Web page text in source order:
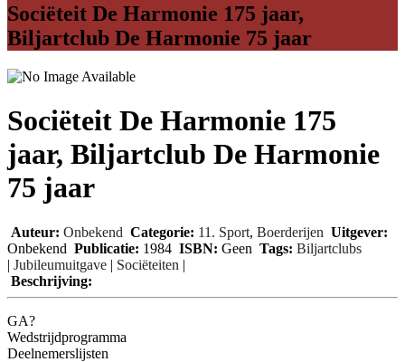
Sociëteit De Harmonie 175 jaar,
Biljartclub De Harmonie 75 jaar
Sociëteit De Harmonie 175
jaar, Biljartclub De Harmonie
75 jaar
Auteur: Onbekend Categorie: 11. Sport, Boerderijen Uitgever:
Onbekend Publicatie: 1984 ISBN: Geen Tags: Biljartclubs
| Jubileumuitgave | Sociëteiten |
Beschrijving:
GA?
Wedstrijdprogramma
Deelnemerslijsten